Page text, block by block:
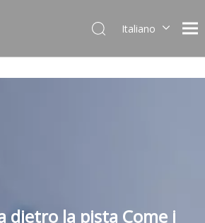
Italiano
dietro la pista Come i